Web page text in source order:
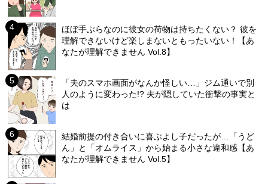
ほぼ手ぶらなのに彼女の荷物は持ちたくない？ 彼を
理解できないけど楽しまないともったいない！【あ
なたが理解できません Vol.8】
「夫のスマホ画面がなんか怪しい…」ジム通いで別
人のように変わった!? 夫が隠していた衝撃の事実と
は
結婚前提の付き合いに喜ぶよし子だったが…「うど
ん」と「オムライス」から始まる小さな違和感【あ
なたが理解できません Vol.5】